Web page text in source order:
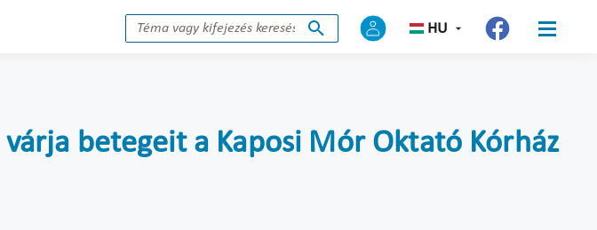
HU
betegeit a Kaposi Mór Oktató Kórház